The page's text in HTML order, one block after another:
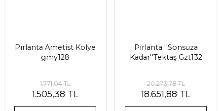
Pırlanta Ametist Kolye
gmy128
1.771,04 TL
1.505,38 TL
Pırlanta ''Sonsuza
Kadar''Tektaş Gzt132
20.273,78 TL
18.651,88 TL